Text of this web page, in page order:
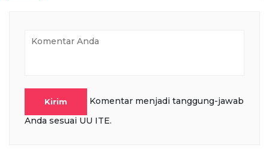
Kirim
Komentar menjadi tanggung-jawab
Anda sesuai UU ITE.